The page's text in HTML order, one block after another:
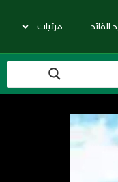
القائد مرئيات